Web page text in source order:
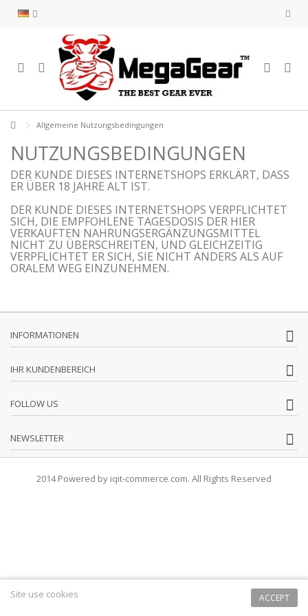
Allgemeine Nutzungsbedingungen
NUTZUNGSBEDINGUNGEN
DER KUNDE DIESES INTERNETSHOPS ERKLÄRT, DASS
ER ÜBER 18 JAHRE ALT IST.
DER KUNDE DIESES INTERNETSHOPS VERPFLICHTET
SICH, DIE EMPFOHLENE TAGESDOSIS DER HIER
VERKAUFTEN NAHRUNGSERGÄNZUNGSMITTEL
NICHT ZU ÜBERSCHREITEN, UND GLEICHZEITIG
VERPFLICHTET ER SICH, SIE NICHT ANDERS ALS AUF
ORALEM WEG EINZUNEHMEN.
INFORMATIONEN
IHR KUNDENBEREICH
FOLLOW US
NEWSLETTER
2014 Powered by iqit-commerce.com. All Rights Reserved
ACCEPT
Site use cookies